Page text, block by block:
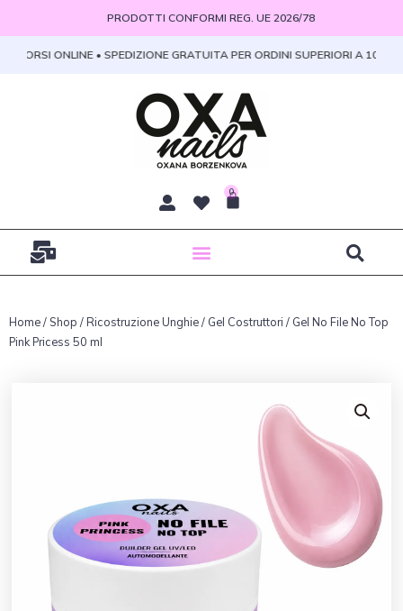
contenuto
PRODOTTI CONFORMI REG. UE 2026/78
ONLINE • SPEDIZIONE GRATUITA PER ORDINI SUPERIORI A 100 € •
0
Home/ Shop / Ricostruzione Unghie/ Gel Costruttori / Gel No File No Top
Pink Pricess 50 ml